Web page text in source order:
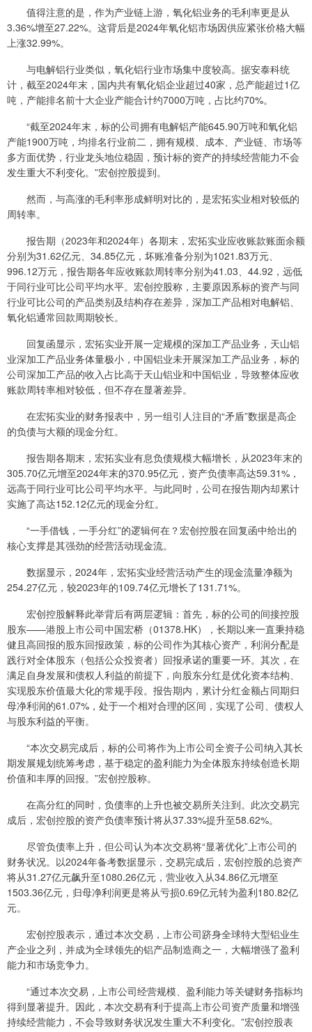
值得注意的是，作为产业链上游，氧化铝业务的毛利率更是从
3.36%增至27.22%。这背后是2024年氧化铝市场因供应紧张价格大幅
上涨32.99%。
与电解铝行业类似，氧化铝行业市场集中度较高。据安泰科统
计，截至2024年末，国内共有氧化铝企业超过40家，总产能超过1亿
吨，产能排名前十大企业产能合计约7000万吨，占比约70%。
“截至2024年末，标的公司拥有电解铝产能645.90万吨和氧化铝
产能1900万吨，均排名行业前二，拥有规模、成本、产业链、市场等
多方面优势，行业龙头地位稳固，预计标的资产的持续经营能力不会
发生重大不利变化。”宏创控股提到。
然而，与高涨的毛利率形成鲜明对比的，是宏拓实业相对较低的
周转率。
报告期（2023年和2024年）各期末，宏拓实业应收账款账面余额
分别为31.62亿元、34.85亿元，坏账准备分别为1021.83万元、
996.12万元，报告期各年应收账款周转率分别为41.03、44.92，远低
于同行业可比公司平均水平。宏创控股称，主要原因系标的资产与同
行业可比公司的产品类别及结构存在差异，深加工产品相对电解铝、
氧化铝通常回款周期较长。
回复函显示，宏拓实业开展一定规模的深加工产品业务，天山铝
业深加工产品业务体量极小，中国铝业未开展深加工产品业务，标的
公司深加工产品的收入占比高于天山铝业和中国铝业，导致整体应收
账款周转率相对较低，但不存在显著差异。
在宏拓实业的财务报表中，另一组引人注目的“矛盾”数据是高企
的负债与大额的现金分红。
报告期各期末，宏拓实业有息负债规模大幅增长，从2023年末的
305.70亿元增至2024年末的370.95亿元，资产负债率高达59.31%，
远高于同行业可比公司平均水平。与此同时，公司在报告期内却累计
实施了高达152.12亿元的现金分红。
“一手借钱，一手分红”的逻辑何在？宏创控股在回复函中给出的
核心支撑是其强劲的经营活动现金流。
数据显示，2024年，宏拓实业经营活动产生的现金流量净额为
254.27亿元，较2023年的109.74亿元增长了131.71%。
宏创控股解释此举背后有两层逻辑：首先，标的公司的间接控股
股东——港股上市公司中国宏桥（01378.HK），长期以来一直秉持稳
健且高回报的股东回报政策，标的公司作为其核心资产，利润分配是
践行对全体股东（包括公众投资者）回报承诺的重要一环。其次，在
满足自身发展和债权人利益的前提下，向股东分红是优化资本结构、
实现股东价值最大化的常规手段。报告期内，累计分红金额占同期归
母净利润的61.07%，处于一个相对合理的区间，实现了公司、债权人
与股东利益的平衡。
“本次交易完成后，标的公司将作为上市公司全资子公司纳入其长
期发展规划统筹考虑，基于稳定的盈利能力为全体股东持续创造长期
价值和丰厚的回报。”宏创控股称。
在高分红的同时，负债率的上升也被交易所关注到。此次交易完
成后，宏创控股的资产负债率预计将从37.33%提升至58.62%。
尽管负债率上升，但公司认为本次交易将“显著优化”上市公司的
财务状况。以2024年备考数据显示，交易完成后，宏创控股的总资产
将从31.27亿元飙升至1080.26亿元，营业收入从34.86亿元增至
1503.36亿元，归母净利润更是将从亏损0.69亿元转为盈利180.82亿
元。
宏创控股表示，通过本次交易，上市公司跻身全球特大型铝业生
产企业之列，并成为全球领先的铝产品制造商之一，大幅增强了盈利
能力和市场竞争力。
“通过本次交易，上市公司经营规模、盈利能力等关键财务指标均
得到显著提升。因此，本次交易有利于提高上市公司资产质量和增强
持续经营能力，不会导致财务状况发生重大不利变化。”宏创控股表